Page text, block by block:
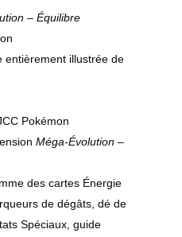
– Équilibre
entièrement illustrée de
Pokémon
Méga-Évolution –
des cartes Énergie
de dégâts, dé de
Spéciaux, guide